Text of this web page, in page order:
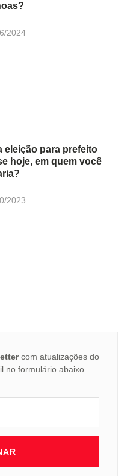
2024
eleição para prefeito
hoje, em quem você
2023
com atualizações do
no formulário abaixo.